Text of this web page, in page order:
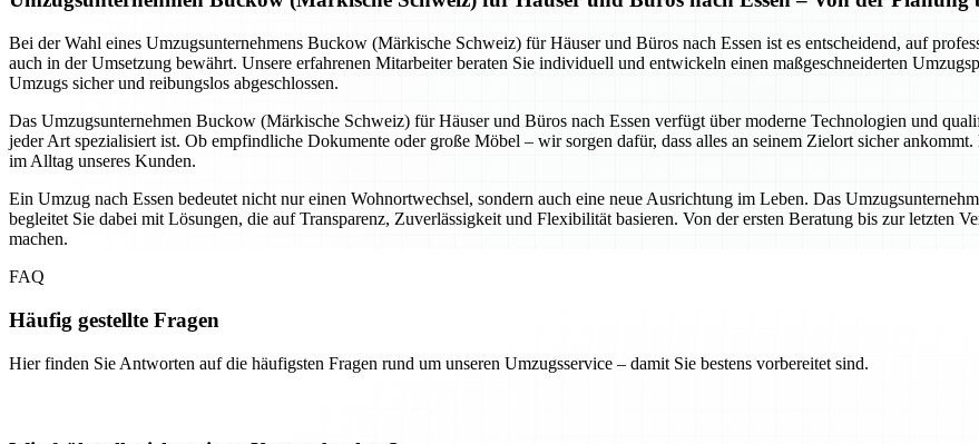
Bei der Wahl eines Umzugsunternehmens Buckow (Märkische Schweiz) für Häuser und Büros nach Essen ist es entscheidend, auf
auch in der Umsetzung bewährt. Unsere erfahrenen Mitarbeiter beraten Sie individuell und entwickeln einen maßgeschneiderten
Umzugs sicher und reibungslos abgeschlossen.
Das Umzugsunternehmen Buckow (Märkische Schweiz) für Häuser und Büros nach Essen verfügt über moderne Technologien und
jeder Art spezialisiert ist. Ob empfindliche Dokumente oder große Möbel – wir sorgen dafür, dass alles an seinem Zielort sicher
im Alltag unseres Kunden.
Ein Umzug nach Essen bedeutet nicht nur einen Wohnortwechsel, sondern auch eine neue Ausrichtung im Leben. Das
begleitet Sie dabei mit Lösungen, die auf Transparenz, Zuverlässigkeit und Flexibilität basieren. Von der ersten Beratung bis zur letzten
machen.
FAQ
Häufig gestellte Fragen
Hier finden Sie Antworten auf die häufigsten Fragen rund um unseren Umzugsservice – damit Sie bestens vorbereitet sind.